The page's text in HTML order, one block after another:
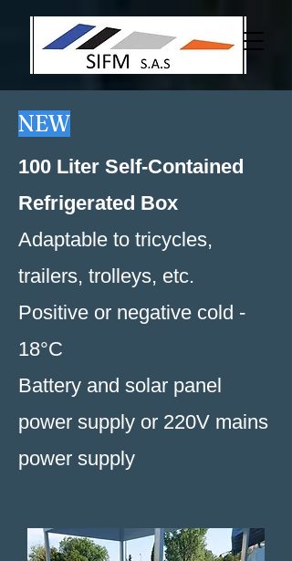
NEW
100 Liter Self-Contained
Refrigerated Box
Adaptable to tricycles,
trailers, trolleys, etc.
Positive or negative cold -
18°C
Battery and solar panel
power supply or 220V mains
power supply